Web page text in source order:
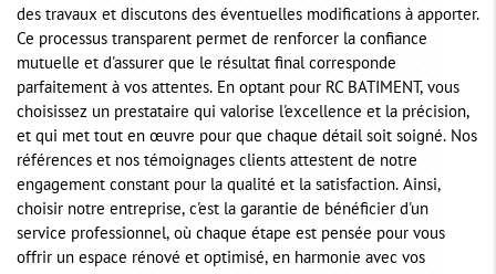
des travaux et discutons des éventuelles modifications à apporter.
Ce processus transparent permet de renforcer la confiance
mutuelle et d'assurer que le résultat final corresponde
parfaitement à vos attentes. En optant pour RC BATIMENT, vous
choisissez un prestataire qui valorise l'excellence et la précision,
et qui met tout en œuvre pour que chaque détail soit soigné. Nos
références et nos témoignages clients attestent de notre
engagement constant pour la qualité et la satisfaction. Ainsi,
choisir notre entreprise, c'est la garantie de bénéficier d'un
service professionnel, où chaque étape est pensée pour vous
offrir un espace rénové et optimisé, en harmonie avec vos